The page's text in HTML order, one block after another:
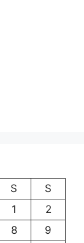
S
S
1
2
8
9